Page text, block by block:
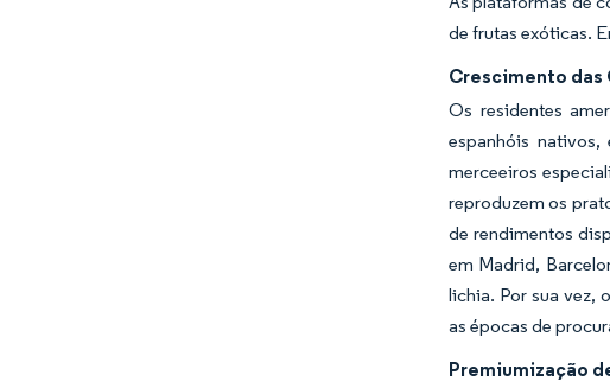
de frutas exóticas.
Crescimento das
Os residentes
espanhóis
merceeiros
reproduzem os
de rendimentos
em Madrid,
lichia. Por sua vez,
as épocas de
Premiumização